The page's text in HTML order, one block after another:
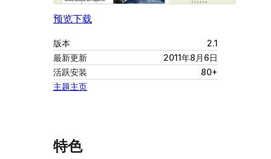
预览下载
版本
2.1
最新更新
2011年8月6日
活跃安装
80+
主题主页
特色